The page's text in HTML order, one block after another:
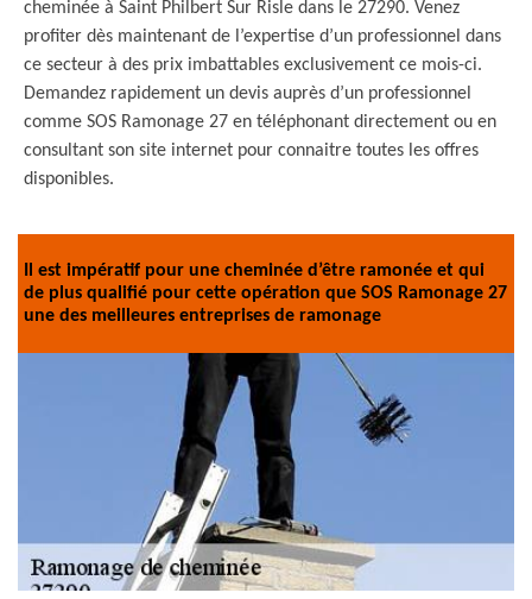
cheminée à Saint Philbert Sur Risle dans le 27290. Venez
profiter dès maintenant de l’expertise d’un professionnel dans
ce secteur à des prix imbattables exclusivement ce mois-ci.
Demandez rapidement un devis auprès d’un professionnel
comme SOS Ramonage 27 en téléphonant directement ou en
consultant son site internet pour connaitre toutes les offres
disponibles.
Il est impératif pour une cheminée d’être ramonée et qui
de plus qualifié pour cette opération que SOS Ramonage 27
une des meilleures entreprises de ramonage